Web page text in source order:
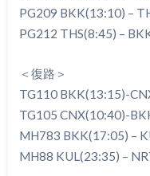
PG209 BKK(13:10) –
PG212 THS(8:45) –
＜復路＞
TG110 BKK(13:15)-
TG105 CNX(10:40)-
MH783 BKK(17:05) –
MH88 KUL(23:35) –